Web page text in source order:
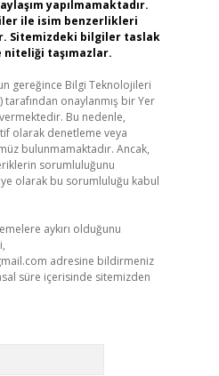
yapılmamaktadır.
ile isim benzerlikleri
Sitemizdeki bilgiler taslak
taşımazlar.
gereğince Bilgi Teknolojileri
tarafından onaylanmış bir Yer
Bu nedenle,
olarak denetleme veya
bulunmamaktadır. Ancak,
sorumluluğunu
olarak bu sorumluluğu kabul
aykırı olduğunu
adresine bildirmeniz
süre içerisinde sitemizden